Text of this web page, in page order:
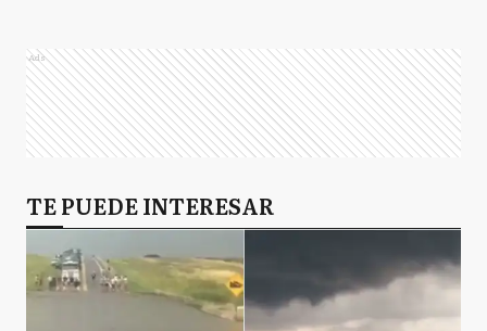
Ads
TE PUEDE INTERESAR